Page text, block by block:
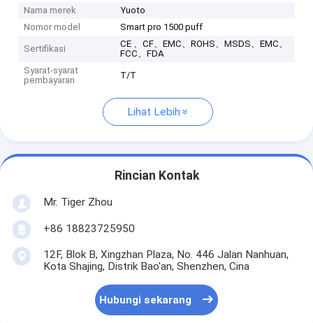
Nama merek
Yuoto
Nomor model
Smart pro 1500 puff
Sertifikasi
CE 、CF、EMC、ROHS、MSDS、EMC、
FCC、FDA
Syarat-syarat
pembayaran
T/T
Lihat Lebih
Rincian Kontak
Mr. Tiger Zhou
+86 18823725950
12F, Blok B, Xingzhan Plaza, No. 446 Jalan Nanhuan,
Kota Shajing, Distrik Bao'an, Shenzhen, Cina
Hubungi sekarang